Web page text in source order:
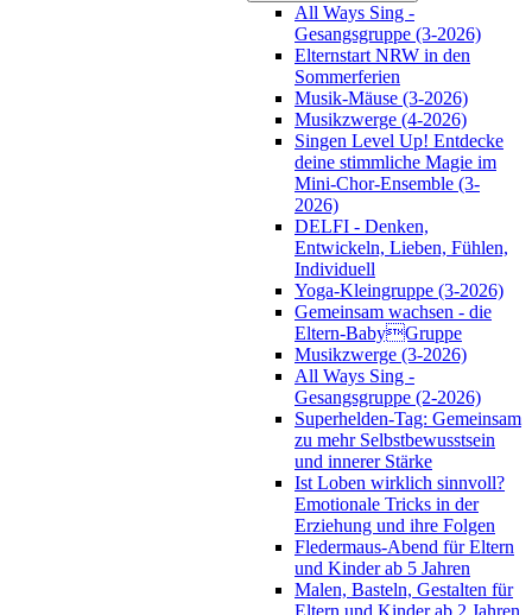
All Ways Sing -
Gesangsgruppe (3-2026)
Elternstart NRW in den
Sommerferien
Musik-Mäuse (3-2026)
Musikzwerge (4-2026)
Singen Level Up! Entdecke
deine stimmliche Magie im
Mini-Chor-Ensemble (3-
2026)
DELFI - Denken,
Entwickeln, Lieben, Fühlen,
Individuell
Yoga-Kleingruppe (3-2026)
Gemeinsam wachsen - die
Eltern-BabyGruppe
Musikzwerge (3-2026)
All Ways Sing -
Gesangsgruppe (2-2026)
Superhelden-Tag: Gemeinsam
zu mehr Selbstbewusstsein
und innerer Stärke
Ist Loben wirklich sinnvoll?
Emotionale Tricks in der
Erziehung und ihre Folgen
Fledermaus-Abend für Eltern
und Kinder ab 5 Jahren
Malen, Basteln, Gestalten für
Eltern und Kinder ab 2 Jahren